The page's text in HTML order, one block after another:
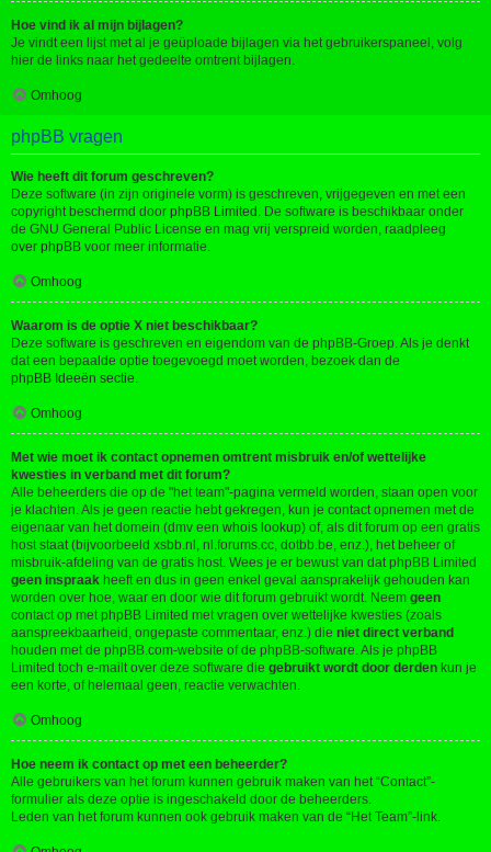
Hoe vind ik al mijn bijlagen?
Je vindt een lijst met al je geüploade bijlagen via het gebruikerspaneel, volg
hier de links naar het gedeelte omtrent bijlagen.
Omhoog
phpBB vragen
Wie heeft dit forum geschreven?
Deze software (in zijn originele vorm) is geschreven, vrijgegeven en met een
copyright beschermd door phpBB Limited . De software is beschikbaar onder
de GNU General Public License en mag vrij verspreid worden, raadpleeg
over phpBB voor meer informatie.
Omhoog
Waarom is de optie X niet beschikbaar?
Deze software is geschreven en eigendom van de phpBB-Groep. Als je denkt
dat een bepaalde optie toegevoegd moet worden, bezoek dan de
phpBB Ideeën sectie.
Omhoog
Met wie moet ik contact opnemen omtrent misbruik en/of wettelijke
kwesties in verband met dit forum?
Alle beheerders die op de "het team"-pagina vermeld worden, staan open voor
je klachten. Als je geen reactie hebt gekregen, kun je contact opnemen met de
eigenaar van het domein (dmv een whois lookup) of, als dit forum op een gratis
host staat (bijvoorbeeld xsbb.nl, nl.forums.cc, dotbb.be, enz.), het beheer of
misbruik-afdeling van de gratis host. Wees je er bewust van dat phpBB Limited
geen inspraak heeft en dus in geen enkel geval aansprakelijk gehouden kan
worden over hoe, waar en door wie dit forum gebruikt wordt. Neem geen
contact op met phpBB Limited met vragen over wettelijke kwesties (zoals
aanspreekbaarheid, ongepaste commentaar, enz.) die niet direct verband
houden met de phpBB.com-website of de phpBB-software. Als je phpBB
Limited toch e-mailt over deze software die gebruikt wordt door derden kun je
een korte, of helemaal geen, reactie verwachten.
Omhoog
Hoe neem ik contact op met een beheerder?
Alle gebruikers van het forum kunnen gebruik maken van het “Contact”-
formulier als deze optie is ingeschakeld door de beheerders.
Leden van het forum kunnen ook gebruik maken van de “Het Team”-link.